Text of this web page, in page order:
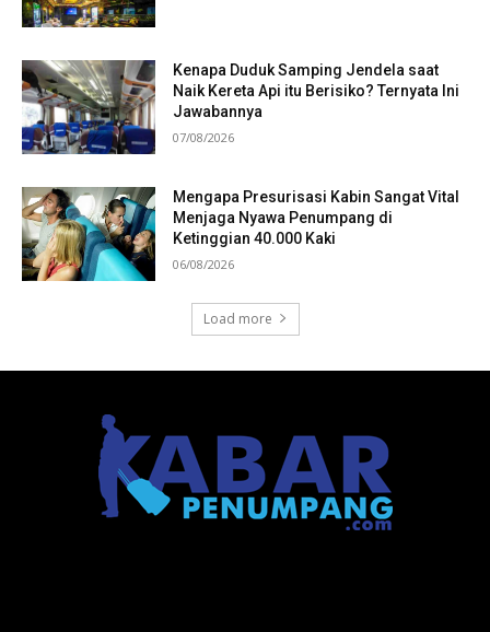
Kenapa Duduk Samping Jendela saat
Naik Kereta Api itu Berisiko? Ternyata Ini
Jawabannya
07/08/2026
Mengapa Presurisasi Kabin Sangat Vital
Menjaga Nyawa Penumpang di
Ketinggian 40.000 Kaki
06/08/2026
Load more